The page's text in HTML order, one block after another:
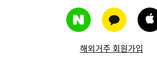
해외거주 회원가입